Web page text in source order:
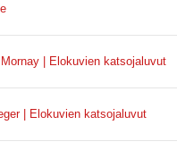
| Elokuvien katsojaluvut
| Elokuvien katsojaluvut